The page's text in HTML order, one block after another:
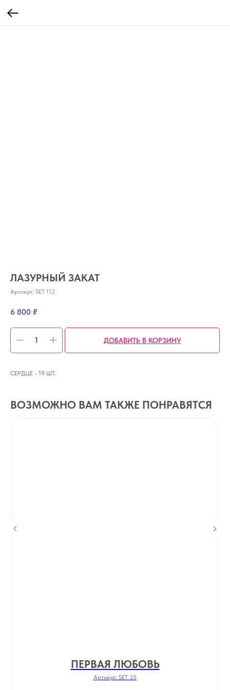
ЛАЗУРНЫЙ ЗАКАТ
Артикул: SET 112
6 800 ₽
ДОБАВИТЬ В КОРЗИНУ
СЕРДЦЕ - 19 ШТ.
ВОЗМОЖНО ВАМ ТАКЖЕ ПОНРАВЯТСЯ
ПЕРВАЯ ЛЮБОВЬ
Артикул: SET 35